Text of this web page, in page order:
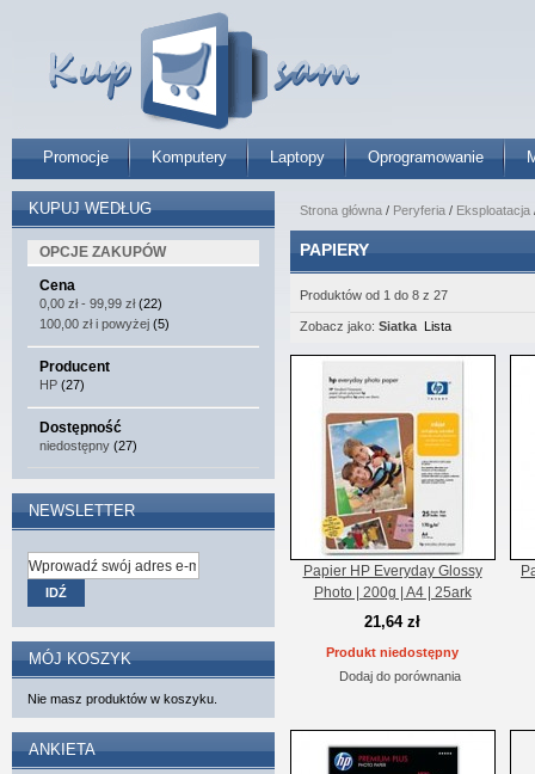
Promocje Komputery Laptopy Oprogramowanie
Strona główna / Peryferia / Eksploatacja
PAPIERY
Produktów od 1 do 8 z 27
Zobacz jako: Siatka Lista
Papier HP Everyday Glossy
Photo | 200g | A4 | 25ark
21,64 zł
Produkt niedostępny
Dodaj do porównania
KUPUJ WEDŁUG
OPCJE ZAKUPÓW
Cena
0,00 zł- 99,99 zł(22)
100,00 złi powyżej (5)
Producent
HP (27)
Dostępność
niedostępny (27)
NEWSLETTER
IDŹ
MÓJ KOSZYK
Nie masz produktów w koszyku.
ANKIETA